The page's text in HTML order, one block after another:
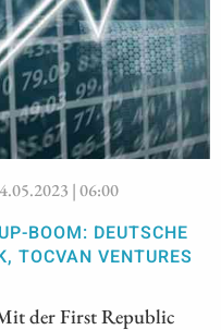
| 06:00
BOOM: DEUTSCHE
TOCVAN VENTURES
der First Republic